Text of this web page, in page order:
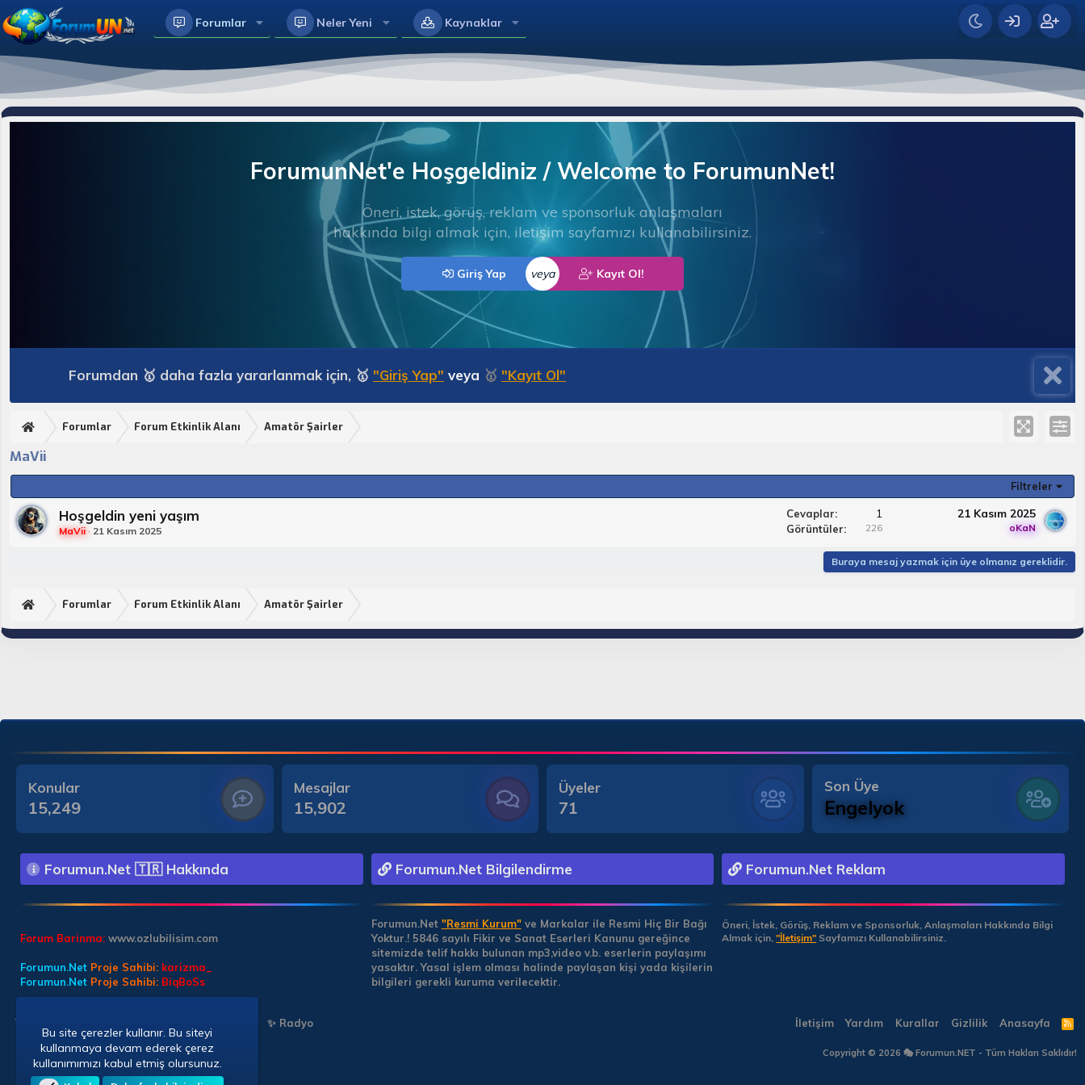
Forumlar Neler Yeni Kaynaklar
ForumunNet'e Hoşgeldiniz / Welcome to ForumunNet!
Öneri, istek, görüş, reklam ve sponsorluk anlaşmaları
hakkında bilgi almak için, iletişim sayfamızı kullanabilirsiniz.
Giriş Yap veya Kayıt Ol!
Forumdan 🥇 daha fazla yararlanmak için, 🥇 "Giriş Yap" veya 🥇 "Kayıt Ol"
Forumlar Forum Etkinlik Alanı Amatör Şairler
MaVii
Filtreler
Hoşgeldin yeni yaşım
MaVii 21 Kasım 2025
Cevaplar 1
Görüntüler 226
21 Kasım 2025
oKaN
Buraya mesaj yazmak için üye olmanız gereklidir.
Forumlar Forum Etkinlik Alanı Amatör Şairler
Konular
15,249
Mesajlar
15,902
Üyeler
71
Son Üye
Engelyok
Forumun.Net 🇹🇷 Hakkında
Forum Barinma: www.ozlubilisim.com
Forumun.Net Proje Sahibi: karizma_
Forumun.Net Proje Sahibi: BiqBoSs
Forumun.Net Bilgilendirme
Forumun.Net "Resmi Kurum"ve Markalar ile Resmi Hiç Bir Bağı
Yoktur.! 5846 sayılı Fikir ve Sanat Eserleri Kanunu gereğince
sitemizde telif hakkı bulunan mp3,video v.b. eserlerin paylaşımı
yasaktır. Yasal işlem olması halinde paylaşan kişi yada kişilerin
bilgileri gerekli kuruma verilecektir.
Forumun.Net Reklam
Öneri, İstek, Görüş, Reklam ve Sponsorluk, Anlaşmaları Hakkında Bilgi
Almak için,"İletişim" Sayfamızı Kullanabilirsiniz.
Türkçe (TR) ✨ Radyo İletişim Yardım Kurallar Gizlilik Anasayfa
R
S
Copyright © 2026 🎭 Forumun.NET - Tüm Hakları Saklıdır!
Bu site çerezler kullanır. Bu siteyi
kullanmaya devam ederek çerez
kullanımımızı kabul etmiş olursunuz.